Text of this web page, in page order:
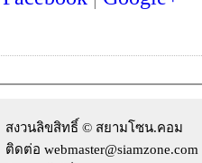
สงวนลิขสิทธิ์ © สยามโซน.คอม
ติดต่อ webmaster@siamzone.com